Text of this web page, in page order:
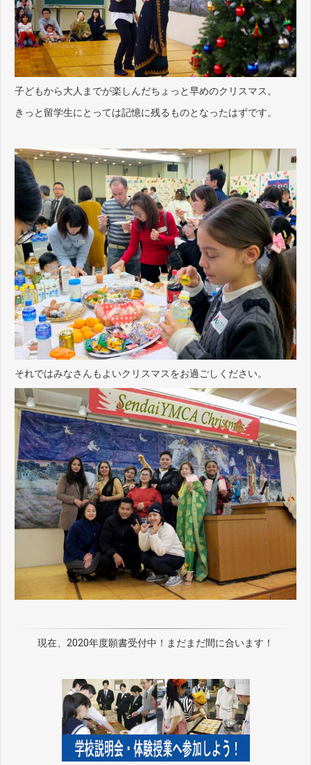
子どもから大人までが楽しんだちょっと早めのクリスマス。
きっと留学生にとっては記憶に残るものとなったはずです。
それではみなさんもよいクリスマスをお過ごしください。
現在、2020年度願書受付中！まだまだ間に合います！